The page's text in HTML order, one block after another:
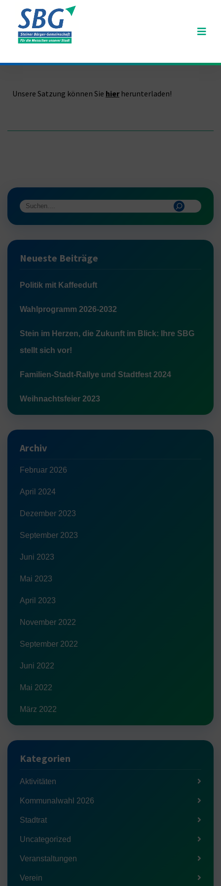
Unsere Satzung können Sie hier herunterladen!
Neueste Beiträge
Politik mit Kaffeeduft
Wahlprogramm 2026-2032
Stein im Herzen, die Zukunft im Blick: Ihre SBG
stellt sich vor!
Familien-Stadt-Rallye und Stadtfest 2024
Weihnachtsfeier 2023
Archiv
Februar 2026
April 2024
Dezember 2023
September 2023
Juni 2023
Mai 2023
April 2023
November 2022
September 2022
Juni 2022
Mai 2022
März 2022
Kategorien
Aktivitäten
Kommunalwahl 2026
Stadtrat
Uncategorized
Veranstaltungen
Verein